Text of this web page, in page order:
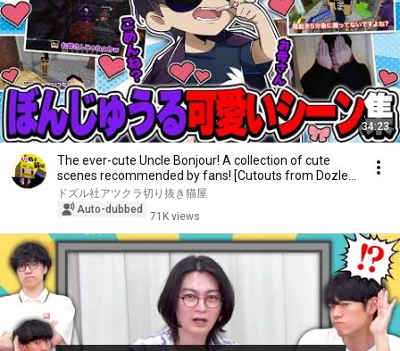
34:23
The ever-cute Uncle Bonjour! A collection of cute
scenes recommended by fans! [Cutouts from Dozle...
ドズル社アツクラ切り抜き猫屋
Auto-dubbed
71K views